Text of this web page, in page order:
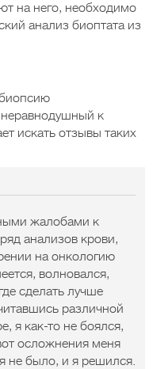
на него, необходимо
анализ биоптата из
к
искать отзывы таких
жалобами к
анализов крови,
на онкологию
волновался,
сделать лучше
различной
я как-то не боялся,
осложнения меня
не было, и я решился.